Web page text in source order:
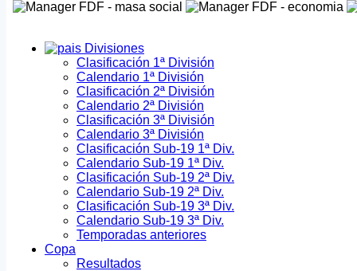
Divisiones
Clasificación 1ª División
Calendario 1ª División
Clasificación 2ª División
Calendario 2ª División
Clasificación 3ª División
Calendario 3ª División
Clasificación Sub-19 1ª Div.
Calendario Sub-19 1ª Div.
Clasificación Sub-19 2ª Div.
Calendario Sub-19 2ª Div.
Clasificación Sub-19 3ª Div.
Calendario Sub-19 3ª Div.
Temporadas anteriores
Copa
Resultados